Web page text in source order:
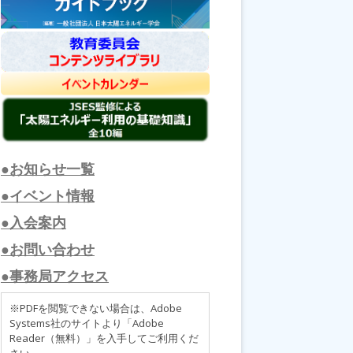
●お知らせ一覧
●イベント情報
●入会案内
●お問い合わせ
●事務局アクセス
※PDFを閲覧できない場合は、Adobe
Systems社のサイトより「Adobe
Reader（無料）」を入手してご利用くだ